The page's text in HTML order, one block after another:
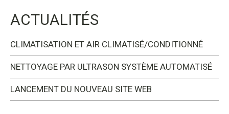
ACTUALITÉS
CLIMATISATION ET AIR CLIMATISÉ/CONDITIONNÉ
NETTOYAGE PAR ULTRASON SYSTÈME AUTOMATISÉ
LANCEMENT DU NOUVEAU SITE WEB